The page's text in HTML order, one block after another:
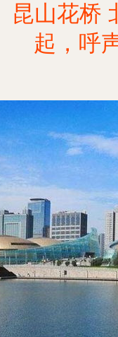
昆山花桥
起，呼